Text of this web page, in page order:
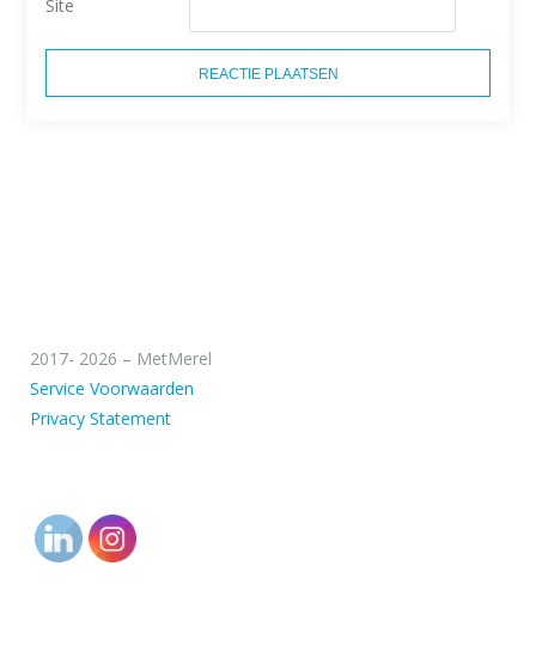
Site
2017- 2026 – MetMerel
Service Voorwaarden
Privacy Statement